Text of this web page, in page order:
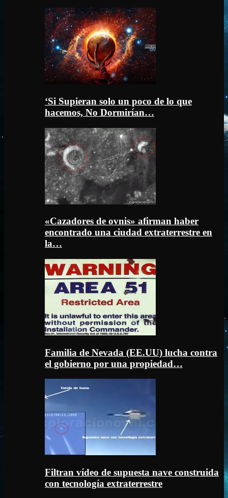
‘Si Supieran solo un poco de lo que
hacemos, No Dormirían…
«Cazadores de ovnis» afirman haber
encontrado una ciudad extraterrestre en
la…
Familia de Nevada (EE.UU) lucha contra
el gobierno por una propiedad…
Filtran vídeo de supuesta nave construida
con tecnología extraterrestre